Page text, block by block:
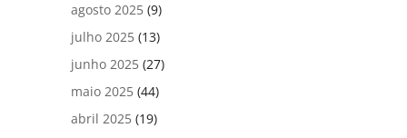
agosto 2025 (9)
julho 2025 (13)
junho 2025 (27)
maio 2025 (44)
abril 2025 (19)